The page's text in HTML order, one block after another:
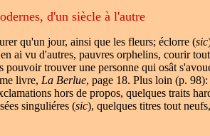
d'un siècle à l'autre
qu'un jour, ainsi que les fleurs; éclorre (sic
ai vu d'autres, pauvres orphelins, courir
pouvoir trouver une personne qui osât
livre, La Berlue, page 18. Plus loin (p. 98):
hors de propos, quelques traits
singuliéres (sic), quelques titres tout